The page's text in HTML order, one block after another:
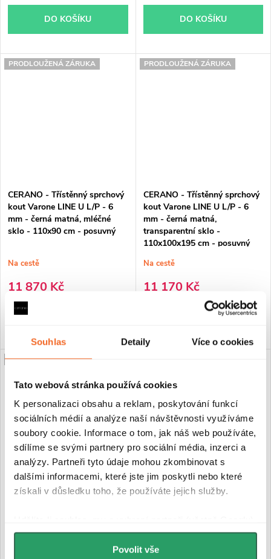
Souhlas Detaily Více o cookies
Tato webová stránka používá cookies
K personalizaci obsahu a reklam, poskytování funkcí
sociálních médií a analýze naší návštěvnosti využíváme
soubory cookie. Informace o tom, jak náš web používáte,
sdílíme se svými partnery pro sociální média, inzerci a
analýzy. Partneři tyto údaje mohou zkombinovat s
dalšími informacemi, které jste jim poskytli nebo které
získali v důsledku toho, že používáte jejich služby.
můžeme používat cookies pro analytiku a
personalizovanou reklamu. Jak Google zpracovává
Povolit vše
DO KOŠÍKU DO KOŠÍKU
PRODLOUŽENÁ ZÁRUKA
CERANO - Třístěnný sprchový
kout Varone LINE U L/P - 6
mm - černá matná, mléčné
sklo - 110x90 cm - posuvný
Na cestě
11 870 Kč
PRODLOUŽENÁ ZÁRUKA
CERANO - Třístěnný sprchový
kout Varone LINE U L/P - 6
mm - černá matná,
transparentní sklo -
110x100x195 cm - posuvný
Na cestě
11 170 Kč
DO KOŠÍKU
PRODLOUŽENÁ ZÁRUKA
CERANO - Třístěnný sprchový
CERANO - Třístěnný sprchový